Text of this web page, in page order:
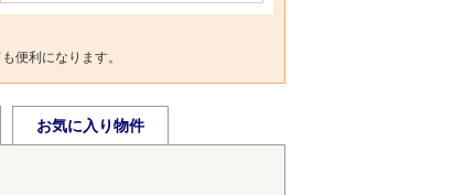
便利になります。
お気に入り物件